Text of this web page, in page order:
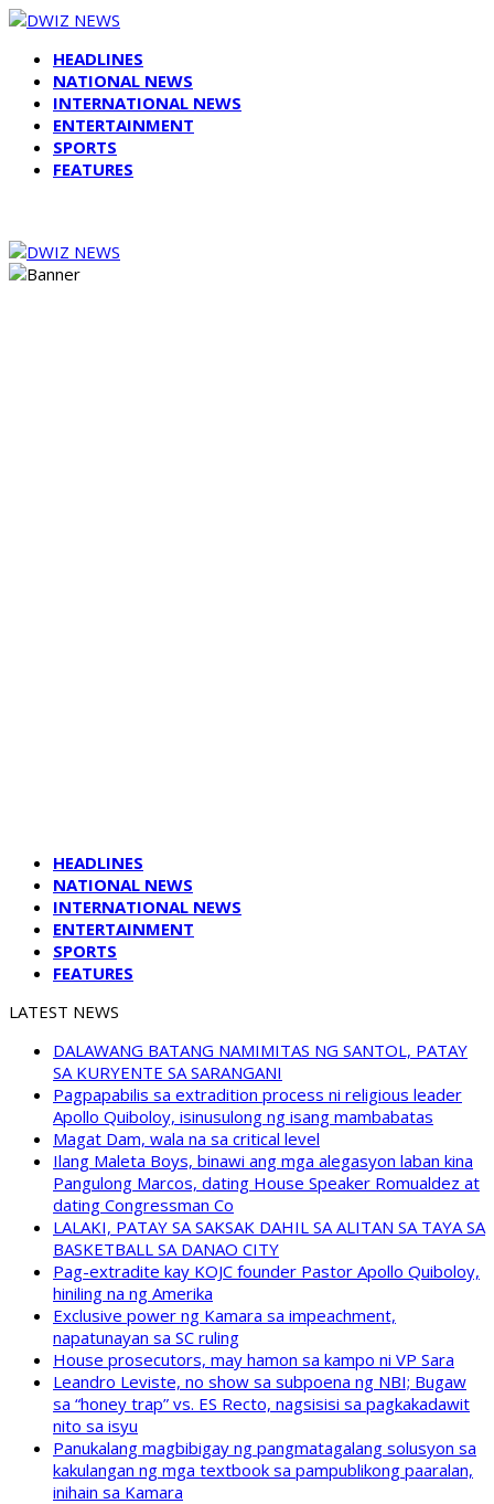
HEADLINES
NATIONAL NEWS
INTERNATIONAL NEWS
ENTERTAINMENT
SPORTS
FEATURES
HEADLINES
NATIONAL NEWS
INTERNATIONAL NEWS
ENTERTAINMENT
SPORTS
FEATURES
LATEST NEWS
DALAWANG BATANG NAMIMITAS NG SANTOL, PATAY
SA KURYENTE SA SARANGANI
Pagpapabilis sa extradition process ni religious leader
Apollo Quiboloy, isinusulong ng isang mambabatas
Magat Dam, wala na sa critical level
Ilang Maleta Boys, binawi ang mga alegasyon laban kina
Pangulong Marcos, dating House Speaker Romualdez at
dating Congressman Co
LALAKI, PATAY SA SAKSAK DAHIL SA ALITAN SA TAYA SA
BASKETBALL SA DANAO CITY
Pag-extradite kay KOJC founder Pastor Apollo Quiboloy,
hiniling na ng Amerika
Exclusive power ng Kamara sa impeachment,
napatunayan sa SC ruling
House prosecutors, may hamon sa kampo ni VP Sara
Leandro Leviste, no show sa subpoena ng NBI; Bugaw
sa “honey trap” vs. ES Recto, nagsisisi sa pagkakadawit
nito sa isyu
Panukalang magbibigay ng pangmatagalang solusyon sa
kakulangan ng mga textbook sa pampublikong paaralan,
inihain sa Kamara